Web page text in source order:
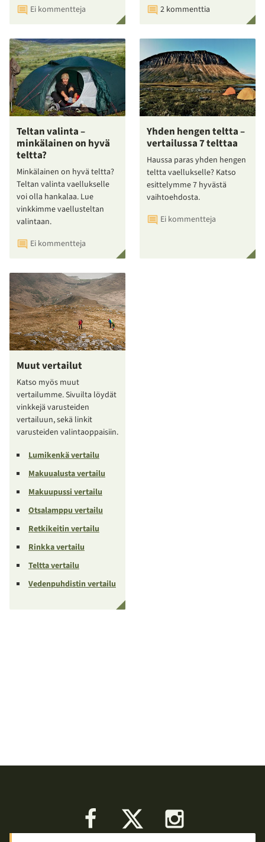
Ei kommentteja
2 kommenttia
Teltan valinta –
minkälainen on hyvä
teltta?
Minkälainen on hyvä teltta?
Teltan valinta vaellukselle
voi olla hankalaa. Lue
vinkkimme vaellusteltan
valintaan.
Ei kommentteja
Yhden hengen teltta –
vertailussa 7 telttaa
Haussa paras yhden hengen
teltta vaellukselle? Katso
esittelymme 7 hyvästä
vaihtoehdosta.
Ei kommentteja
Muut vertailut
Katso myös muut
vertailumme. Sivuilta löydät
vinkkejä varusteiden
vertailuun, sekä linkit
varusteiden valintaoppaisiin.
Lumikenkä vertailu
Makuualusta vertailu
Makuupussi vertailu
Otsalamppu vertailu
Retkikeitin vertailu
Rinkka vertailu
Teltta vertailu
Vedenpuhdistin vertailu
Facebook